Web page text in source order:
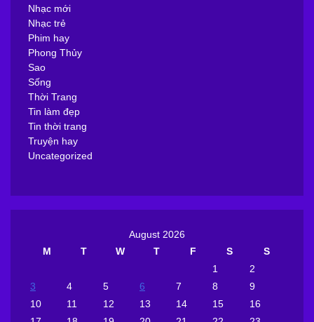
Nhạc mới
Nhạc trẻ
Phim hay
Phong Thủy
Sao
Sống
Thời Trang
Tin làm đẹp
Tin thời trang
Truyện hay
Uncategorized
August 2026
M
T W T F S
S
1
2
3
4 5 6 7 8
9
10
11 12 13 14 15
16